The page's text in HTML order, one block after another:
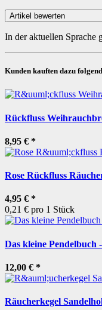
In der aktuellen Sprache
Kunden kauften dazu
Rückfluss
8,95 € *
Rose Rückfluss
4,95 € *
0,21 € pro 1 Stück
Das kleine Pendelbuch
12,00 € *
Räucherkegel